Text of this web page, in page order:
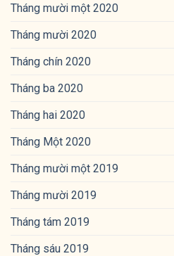
Tháng mười một 2020
Tháng mười 2020
Tháng chín 2020
Tháng ba 2020
Tháng hai 2020
Tháng Một 2020
Tháng mười một 2019
Tháng mười 2019
Tháng tám 2019
Tháng sáu 2019